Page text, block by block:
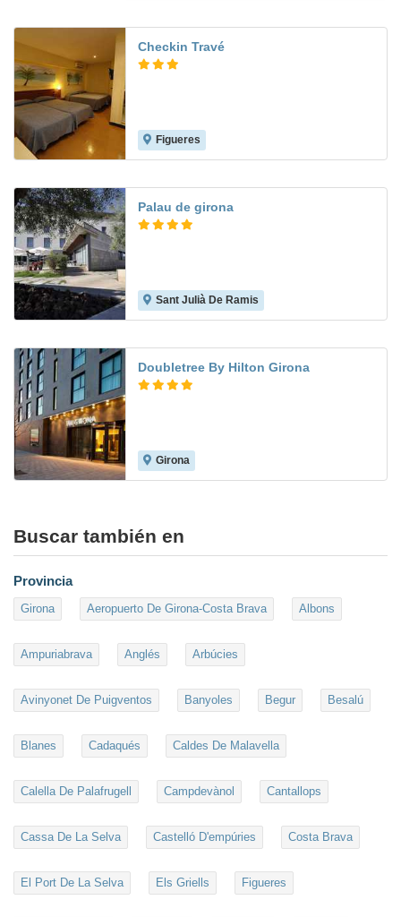
Checkin Travé
Figueres
Palau de girona
Sant Julià De Ramis
Doubletree By Hilton Girona
Girona
Buscar también en
Provincia
Girona Aeropuerto De Girona-Costa Brava Albons
Ampuriabrava Anglés Arbúcies
Avinyonet De Puigventos Banyoles Begur Besalú
Blanes Cadaqués Caldes De Malavella
Calella De Palafrugell Campdevànol Cantallops
Cassa De La Selva Castelló D'empúries Costa Brava
El Port De La Selva Els Griells Figueres